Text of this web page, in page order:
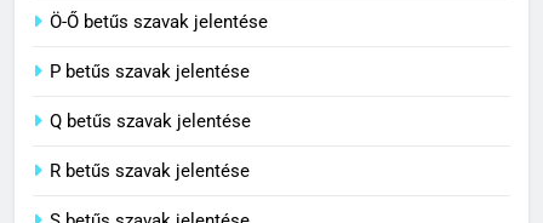
8
Centenárium jelentése
Ö-Ő betűs szavak jelentése
P betűs szavak jelentése
Q betűs szavak jelentése
R betűs szavak jelentése